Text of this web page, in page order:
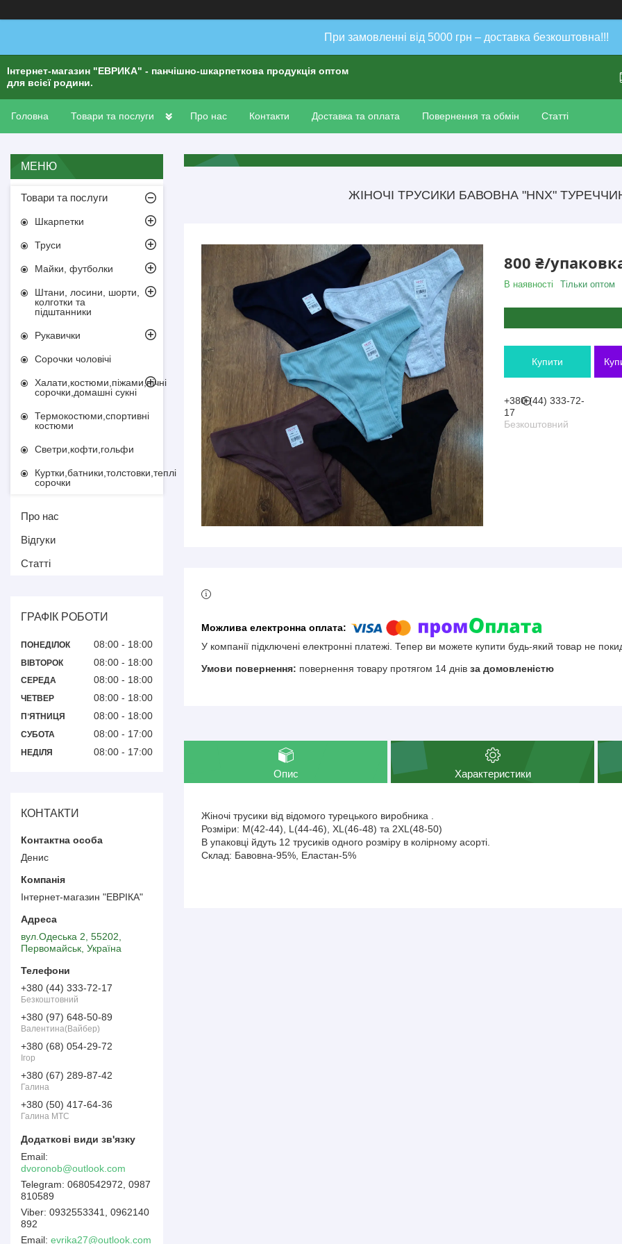
При замовленні від 5000 грн – доставка безкоштовна!!!
Інтернет-магазин "ЕВРИКА" - панчішно-шкарпеткова продукція оптом
для всієї родини.
Головна Товари та послуги Про нас Контакти Доставка та оплата Повернення та обмін Статті
ЖІНОЧІ ТРУСИКИ БАВОВНА "HNX"
800 ₴/
В наявності Тільки оптом
Купити
+380 (44) 333-72-
17
Безкоштовний
У компанії підключені електронні платежі. Тепер ви можете купити будь-який товар не
повернення товару протягом 14 днів за домовленістю
Опис Характеристики
Жіночі трусики від відомого турецького виробника .
Розміри: M(42-44), L(44-46), XL(46-48) та 2XL(48-50)
В упаковці йдуть 12 трусиків одного розміру в колірному асорті.
Склад: Бавовна-95%, Еластан-5%
Товари та послуги
Шкарпетки
Труси
Майки, футболки
Штани, лосини, шорти,
колготки та
підштанники
Рукавички
Сорочки чоловічі
Халати,костюми,піжами,нічні
сорочки,домашні сукні
Термокостюми,спортивні
костюми
Светри,кофти,гольфи
Куртки,батники,толстовки,теплі
сорочки
Про нас
Відгуки
Статті
ГРАФІК РОБОТИ
ПОНЕДІЛОК 08:00 18:00
ВІВТОРОК 08:00 18:00
СЕРЕДА 08:00 18:00
ЧЕТВЕР 08:00 18:00
ПʼЯТНИЦЯ 08:00 18:00
СУБОТА 08:00 17:00
НЕДІЛЯ 08:00 17:00
КОНТАКТИ
Денис
Інтернет-магазин "ЕВРІКА"
вул.Одеська 2, 55202,
Первомайськ, Україна
+380 (44) 333-72-17
Безкоштовний
+380 (97) 648-50-89
Валентина(Вайбер)
+380 (68) 054-29-72
Ігор
+380 (67) 289-87-42
Галина
+380 (50) 417-64-36
Галина МТС
dvoronob@outlook.com
0680542972, 0987
810589
0932553341, 0962140
892
Email evrika27@outlook.com